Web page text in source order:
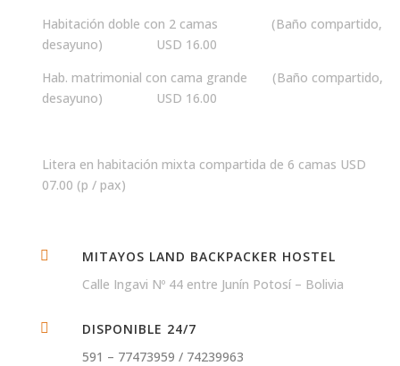
Habitación doble con 2 camas (Baño compartido,
desayuno) USD 16.00
Hab. matrimonial con cama grande (Baño compartido,
desayuno) USD 16.00
Litera en habitación mixta compartida de 6 camas USD
07.00 (p / pax)

MITAYOS LAND BACKPACKER HOSTEL
Calle Ingavi Nº 44 entre Junín Potosí – Bolivia

DISPONIBLE 24/7
591 – 77473959 / 74239963